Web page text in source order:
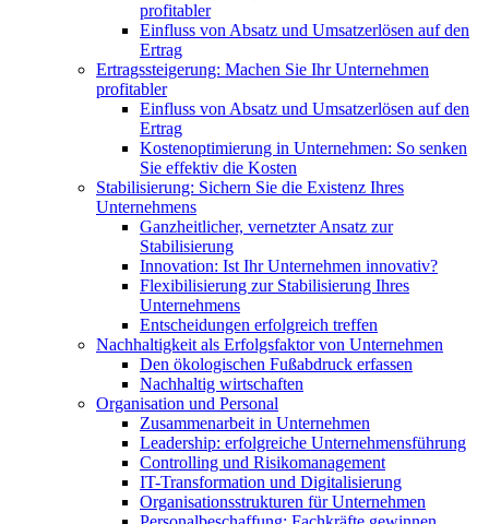
profitabler
Einfluss von Absatz und Umsatzerlösen auf den
Ertrag
Ertragssteigerung: Machen Sie Ihr Unternehmen
profitabler
Einfluss von Absatz und Umsatzerlösen auf den
Ertrag
Kostenoptimierung in Unternehmen: So senken
Sie effektiv die Kosten
Stabilisierung: Sichern Sie die Existenz Ihres
Unternehmens
Ganzheitlicher, vernetzter Ansatz zur
Stabilisierung
Innovation: Ist Ihr Unternehmen innovativ?
Flexibilisierung zur Stabilisierung Ihres
Unternehmens
Entscheidungen erfolgreich treffen
Nachhaltigkeit als Erfolgsfaktor von Unternehmen
Den ökologischen Fußabdruck erfassen
Nachhaltig wirtschaften
Organisation und Personal
Zusammenarbeit in Unternehmen
Leadership: erfolgreiche Unternehmensführung
Controlling und Risikomanagement
IT-Transformation und Digitalisierung
Organisationsstrukturen für Unternehmen